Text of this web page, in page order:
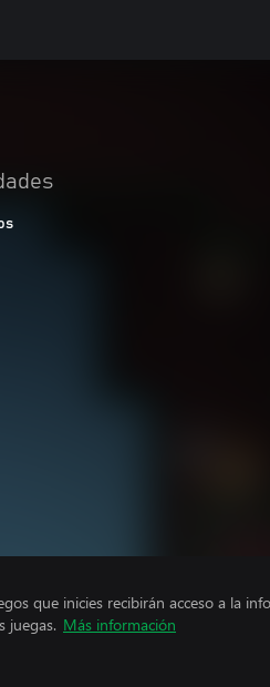
que inicies recibirán acceso a la
juegas. Más información